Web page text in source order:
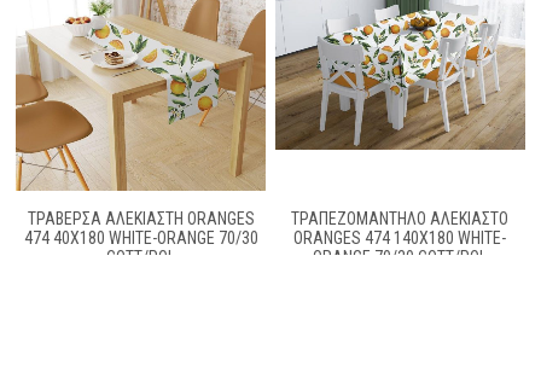
ΤΡΑΒΈΡΣΑ ΑΛΈΚΙΑΣΤΗ ORANGES
474 40X180 WHITE-ORANGE 70/30
COTT/POL
ΤΡΑΠΕΖΟΜΆΝΤΗΛΟ ΑΛΈΚΙΑΣΤΟ
ORANGES 474 140X180 WHITE-
ORANGE 70/30 COTT/POL